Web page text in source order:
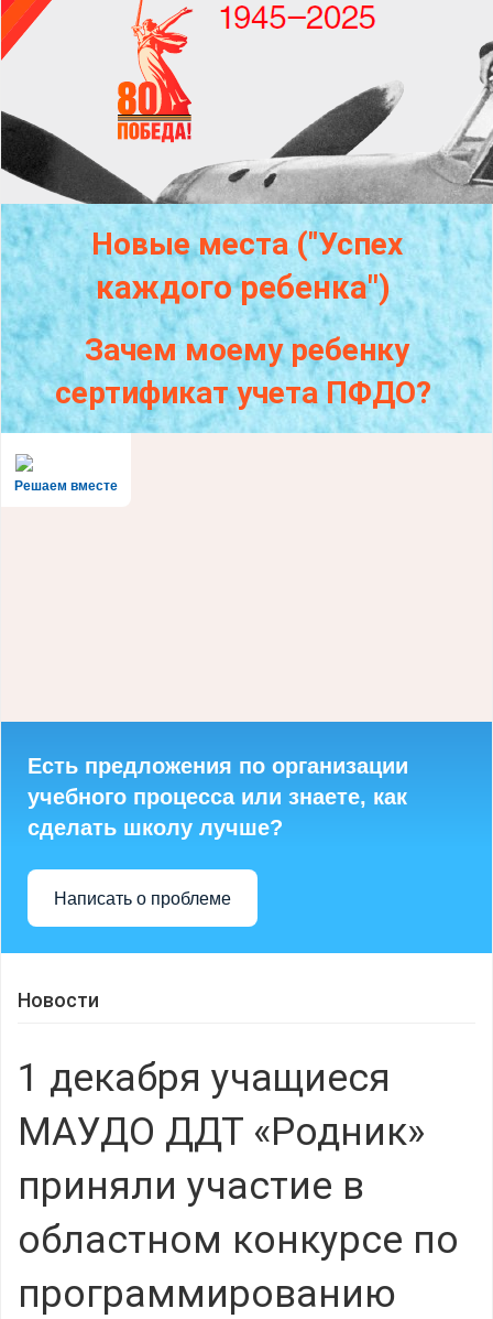
Новые места ("Успех
каждогоребенка")
Зачем моему ребенку
сертификат учета ПФДО?
Решаем вместе
Есть предложения по организации
учебного процесса или знаете, как
сделать школу лучше?
Написать о проблеме
Новости
1 декабря учащиеся
МАУДО ДДТ «Родник»
приняли участие в
областном конкурсе по
программированию